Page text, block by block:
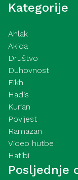
Kategorije
Ahlak
Akida
Društvo
Duhovnost
Fikh
Hadis
Kur’an
Povijest
Ramazan
Video hutbe
Hatibi
Posljednje